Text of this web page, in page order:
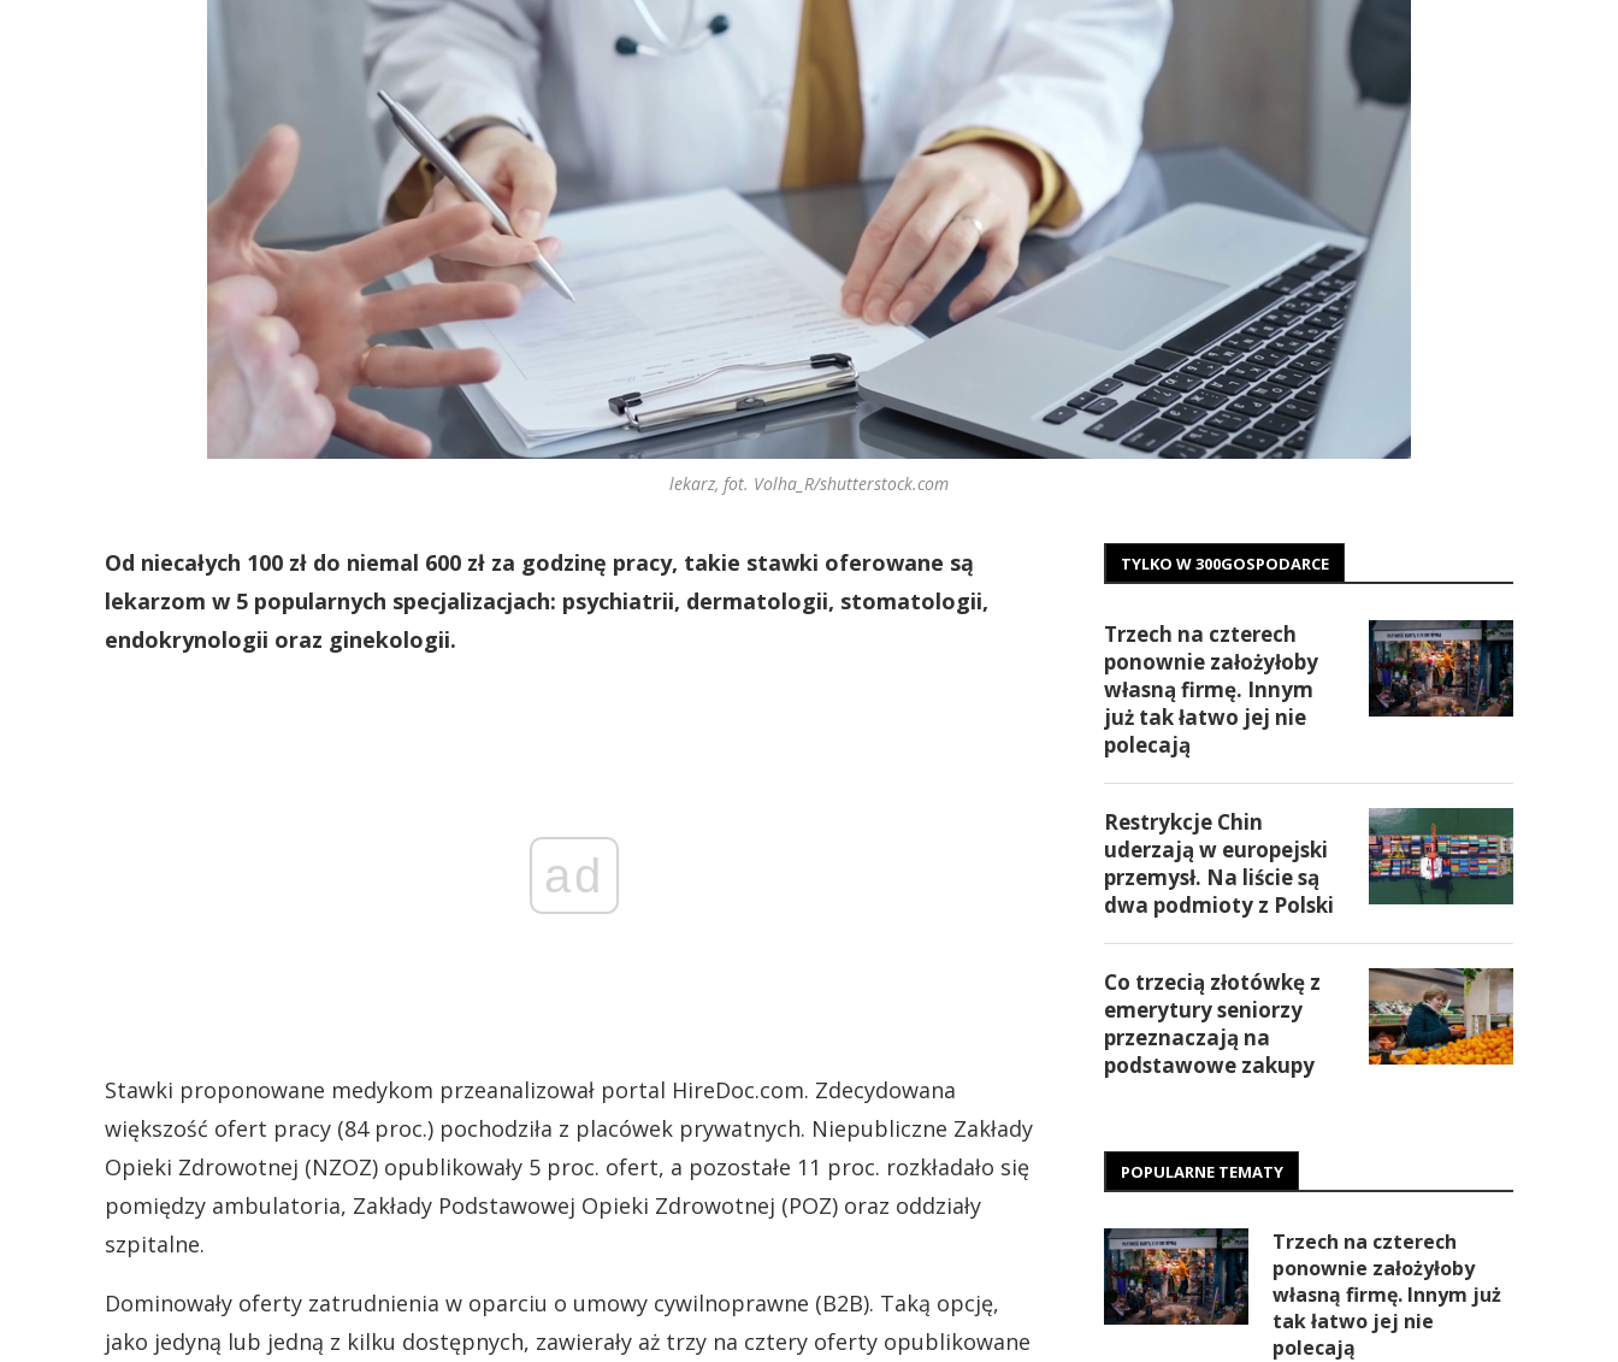
lekarz, fot. Volha_R/shutterstock.com
Od niecałych 100 zł do niemal 600 zł za godzinę pracy, takie stawki oferowane są
lekarzom w 5 popularnych specjalizacjach: psychiatrii, dermatologii, stomatologii,
endokrynologii oraz ginekologii.
ad
Stawki proponowane medykom przeanalizował portal HireDoc.com. Zdecydowana
większość ofert pracy (84 proc.) pochodziła z placówek prywatnych. Niepubliczne Zakłady
Opieki Zdrowotnej (NZOZ) opublikowały 5 proc. ofert, a pozostałe 11 proc. rozkładało się
pomiędzy ambulatoria, Zakłady Podstawowej Opieki Zdrowotnej (POZ) oraz oddziały
szpitalne.
Dominowały oferty zatrudnienia w oparciu o umowy cywilnoprawne (B2B). Taką opcję,
jako jedyną lub jedną z kilku dostępnych, zawierały aż trzy na cztery oferty opublikowane
TYLKO W 300GOSPODARCE
Trzech na czterech
ponownie założyłoby
własną firmę. Innym
już tak łatwo jej nie
polecają
Restrykcje Chin
uderzają w europejski
przemysł. Na liście są
dwa podmioty z Polski
Co trzecią złotówkę z
emerytury seniorzy
przeznaczają na
podstawowe zakupy
POPULARNE TEMATY
Trzech na czterech
ponownie założyłoby
własną firmę. Innym już
tak łatwo jej nie
polecają